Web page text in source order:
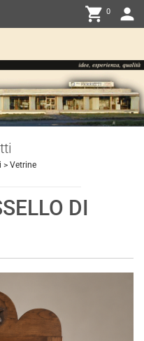
person
shopping_cart 0
> Vetrine
DI